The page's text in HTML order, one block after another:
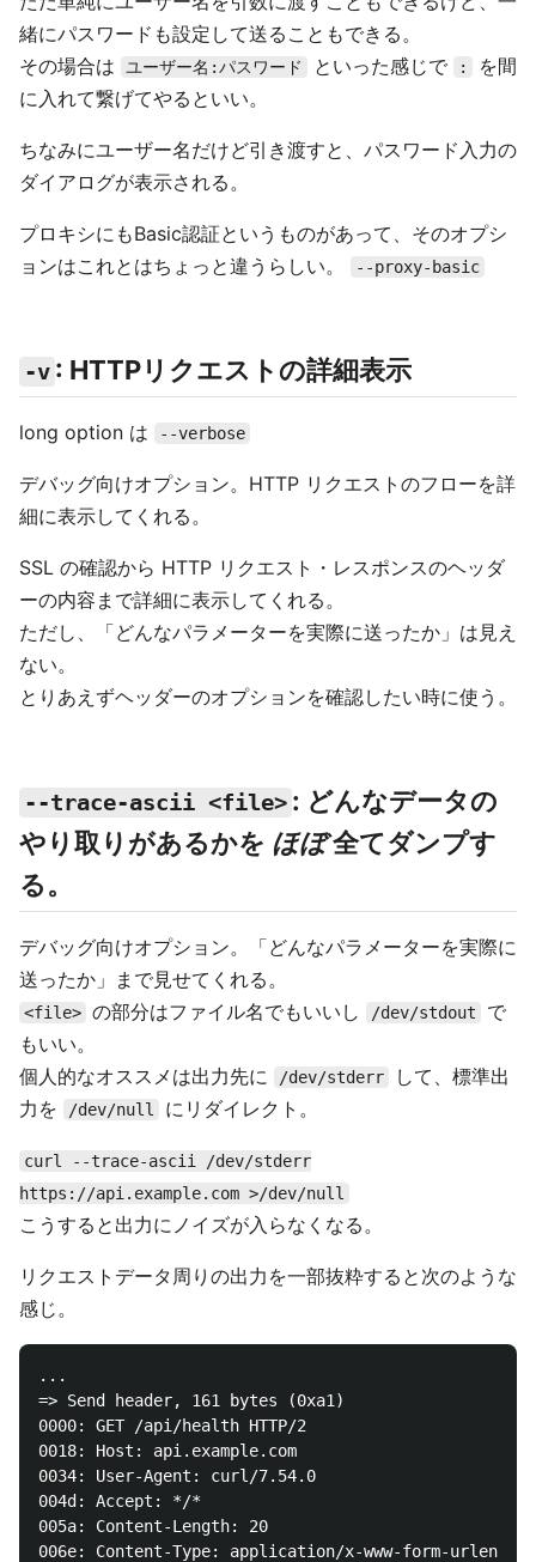
緒にパスワードも設定して送ることもできる。
その場合は
ユーザー名:パスワード といった感じで :
を間
に入れて繋げてやるといい。
ちなみにユーザー名だけど引き渡すと、パスワード入力の
ダイアログが表示される。
プロキシにもBasic認証というものがあって、そのオプシ
ョンはこれとはちょっと違うらしい。
--proxy-basic
-v : HTTPリクエストの詳細表示
long option は --verbose
デバッグ向けオプション。HTTP リクエストのフローを詳
細に表示してくれる。
SSL の確認から HTTP リクエスト・レスポンスのヘッダ
ーの内容まで詳細に表示してくれる。
ただし、「どんなパラメーターを実際に送ったか」は見え
ない。
とりあえずヘッダーのオプションを確認したい時に使う。
--trace-ascii <file> : どんなデータの
やり取りがあるかを ほぼ全てダンプす
る。
デバッグ向けオプション。「どんなパラメーターを実際に
送ったか」まで見せてくれる。
<file> の部分はファイル名でもいいし /dev/stdout
で
もいい。
個人的なオススメは出力先に
/dev/stderr
して、標準出
力を
/dev/null にリダイレクト。
curl --trace-ascii /dev/stderr
https://api.example.com >/dev/null
こうすると出力にノイズが入らなくなる。
リクエストデータ周りの出力を一部抜粋すると次のような
感じ。
...
=> Send header, 161 bytes (0xa1)
0000: GET /api/health HTTP/2
0018: Host: api.example.com
0034: User-Agent: curl/7.54.0
004d: Accept: */*
005a: Content-Length: 20
006e: Content-Type: application/x-www-form-